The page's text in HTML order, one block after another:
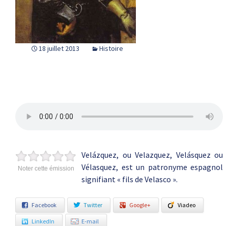
18 juillet 2013 Histoire
Noter cette émission
Velázquez, ou Velazquez, Velásquez ou
Vélasquez, est un patronyme espagnol
signifiant « fils de Velasco ».
Facebook Twitter Google+ Viadeo
LinkedIn E-mail